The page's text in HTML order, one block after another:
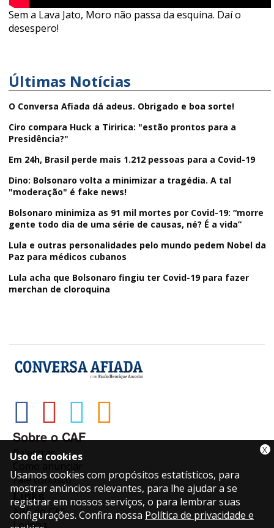
Sem a Lava Jato, Moro não passa da esquina. Daí o
desespero!
Últimas Notícias
O Conversa Afiada dá adeus. Obrigado e boa sorte!
Ciro compara Huck a Tiririca: "estão prontos para a
Presidência?"
Em 24h, Brasil perde mais 1.212 pessoas para a Covid-19
Dino: Bolsonaro volta a minimizar a tragédia. A tal
"moderação" é fake news!
Bolsonaro minimiza as 91 mil mortes por Covid-19: “morre
gente todo dia de uma série de causas, né? É a vida”
Lula e outras personalidades pelo mundo pedem Nobel da
Paz para médicos cubanos
Lula acha que Bolsonaro fingiu ter Covid-19 para fazer
merchan de cloroquina
Sobre o CAF
Palestras
Fale conosco
Links
ABC do CAF
Lojinha
X
Uso de cookies
Usamos cookies com propósitos estatísticos, para
mostrar anúncios relevantes, para lhe ajudar a se
registrar em nossos serviços, o para lembrar suas
configurações. Confira nossa Política de privacidade e